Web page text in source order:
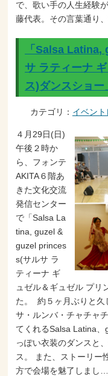
で、歌い手の人生経験
藤代表。その言葉通り
「Salsa
サ ラティーナ
ス)ダンスショー
カテゴリ： イベント
４月29日(日)
午後２時か
ら、フォンテ
AKITA６階あ
きた文化交流
発信センター
で「Salsa La
tina, guzel &
guzel princes
s(サルサ ラ
ティーナ ギ
ュゼル＆ギュゼル プリ
た。 約５ヶ月ぶりと久
サ・ルンバ・チャチャ
てくれるSalsa Latina
っぽい衣装のダンスと
ス。 また、ストーリー
方で会場を魅了しまし…